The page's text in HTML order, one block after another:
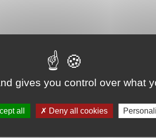
gives you control over what
all Deny all cookies